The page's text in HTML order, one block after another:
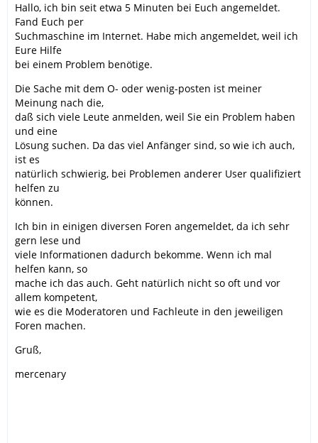
Hallo, ich bin seit etwa 5 Minuten bei Euch angemeldet.
Fand Euch per
Suchmaschine im Internet. Habe mich angemeldet, weil ich
Eure Hilfe
bei einem Problem benötige.
Die Sache mit dem O- oder wenig-posten ist meiner
Meinung nach die,
daß sich viele Leute anmelden, weil Sie ein Problem haben
und eine
Lösung suchen. Da das viel Anfänger sind, so wie ich auch,
ist es
natürlich schwierig, bei Problemen anderer User qualifiziert
helfen zu
können.
Ich bin in einigen diversen Foren angemeldet, da ich sehr
gern lese und
viele Informationen dadurch bekomme. Wenn ich mal
helfen kann, so
mache ich das auch. Geht natürlich nicht so oft und vor
allem kompetent,
wie es die Moderatoren und Fachleute in den jeweiligen
Foren machen.
Gruß,
mercenary